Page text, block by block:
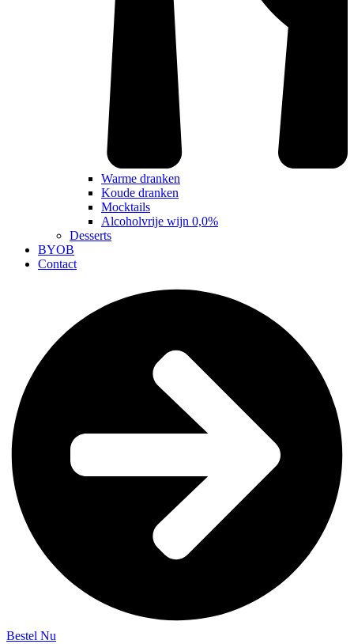
Warme dranken
Koude dranken
Mocktails
Alcoholvrije wijn 0,0%
Desserts
BYOB
Contact
Bestel Nu